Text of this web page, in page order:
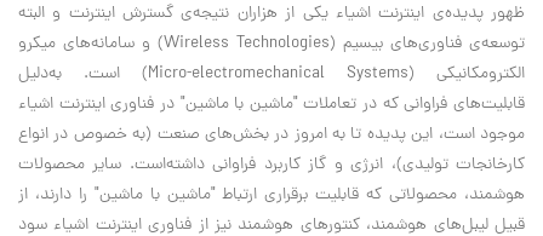
ظهور پدیده‌ی اینترنت اشیاء یکی از هزاران نتیجه‌ی گسترش اینترنت و البته
توسعه‌ی فناوری‌های بیسیم (Wireless Technologies) و سامانه‌های میکرو
الکترومکانیکی (Micro-electromechanical Systems) است. به‌دلیل
قابلیت‌های فراوانی که در تعاملات "ماشین با ماشین" در فناوری اینترنت اشیاء
موجود است، این پدیده تا به امروز در بخش‌های‌ صنعت (به خصوص در انواع
کارخانجات تولیدی)، انرژی و گاز کاربرد فراوانی داشته‌است. سایر محصولات
هوشمند، محصولاتی که قابلیت‌ برقراری ارتباط "ماشین با ماشین" را دارند، از
قبیل لیبل‌های هوشمند، کنتورهای هوشمند نیز از فناوری اینترنت اشیاء سود